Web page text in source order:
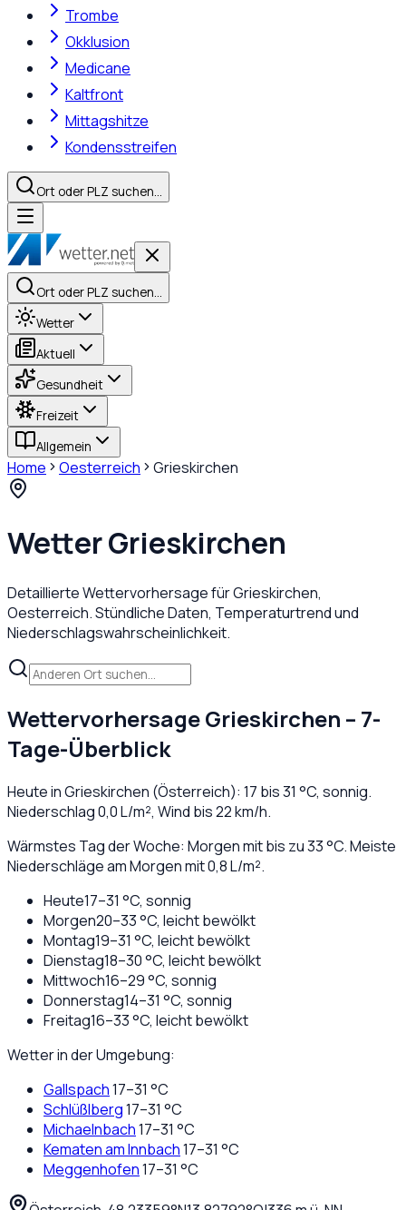
Trombe
Okklusion
Medicane
Kaltfront
Mittagshitze
Kondensstreifen
Ort oder PLZ suchen…
Ort oder PLZ suchen…
Wetter
Aktuell
Gesundheit
Freizeit
Allgemein
Home Oesterreich Grieskirchen
WetterGrieskirchen
Detaillierte Wettervorhersage fürGrieskirchen,
Oesterreich. Stündliche Daten, Temperaturtrend und
Niederschlagswahrscheinlichkeit.
WettervorhersageGrieskirchen – 7-
Tage-Überblick
Heute inGrieskirchen (Österreich): 17 bis31 °C, sonnig.
Niederschlag0,0L/m², Wind bis22km/h.
Wärmstes Tag der Woche: Morgen mit bis zu 33 °C. Meiste
Niederschläge am Morgen mit 0,8 L/m².
Heute17–31 °C, sonnig
Morgen20–33°C, leicht bewölkt
Montag19–31 °C, leicht bewölkt
Dienstag18–30°C, leicht bewölkt
Mittwoch16–29°C, sonnig
Donnerstag14–31 °C, sonnig
Freitag16–33°C, leicht bewölkt
Wetter in der Umgebung:
Gallspach17–31 °C
Schlüßlberg17–31 °C
Michaelnbach17–31 °C
Kematen am Innbach17–31 °C
Meggenhofen17–31 °C